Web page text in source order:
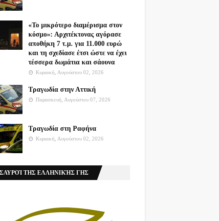
«Το μικρότερο διαμέρισμα στον
κόσμο»: Αρχιτέκτονας αγόρασε
αποθήκη 7 τ.μ. για 11.000 ευρώ
και τη σχεδίασε έτσι ώστε να έχει
τέσσερα δωμάτια και σάουνα
Κυριακή, Αυγούστου 02, 2026
Τραγωδία στην Αττική
Παρασκευή, Αυγούστου 07, 2026
Τραγωδία στη Ραφήνα
Κυριακή, Αυγούστου 02, 2026
ΤΗΣ ΕΛΛΗΝΙΚΉΣ ΓΗΣ